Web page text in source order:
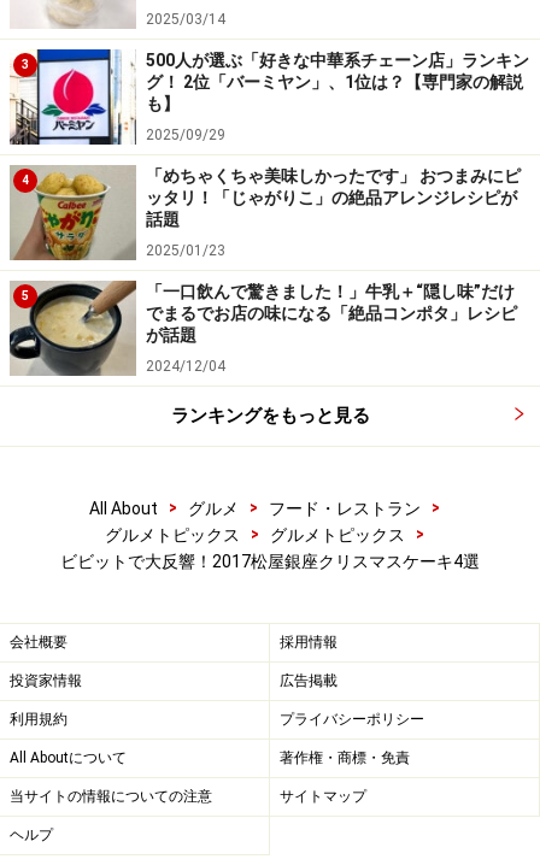
っています
銀座はちみつが加わった優しい甘さです。フランボワーズホ
ールがお味のアクセント
＜DATA＞
店名：キャンティ 松屋銀座店
商品名：銀座はちみつ ババロアバニラ 直径：12cm
価格など：税込3888円（限定50台）要予約
予約：インターネット、店頭、電話受付（インターネッ
トと店頭受付は12月15日まで）
https://www.matsuya-dept.jp/christmas.html
前11時～午後5時）
住所：東京都中央区銀座3-6-1
ラ・メゾン・デュ・ショコラ「エトワー
ル・フィラント」直径：13cm
2025/03/14
3
500人が選ぶ「好きな中華系チェーン店」ランキン
グ！ 2位「バーミヤン」、1位は？【専門家の解説
も】
2025/09/29
4
「めちゃくちゃ美味しかったです」 おつまみにピ
ッタリ！「じゃがりこ」の絶品アレンジレシピが
話題
2025/01/23
5
「一口飲んで驚きました！」牛乳＋“隠し味”だけ
でまるでお店の味になる「絶品コンポタ」レシピ
が話題
2024/12/04
ランキングをもっと見る
All About > グルメ > フード・レストラン
>
グルメトピックス
> グルメトピックス
>
ビビットで大反響！2017松屋銀座クリスマスケーキ4選
会社概要 採用情報
投資家情報 広告掲載
利用規約 プライバシーポリシー
All Aboutについて 著作権・商標・免責
当サイトの情報についての注意 サイトマップ
ヘルプ